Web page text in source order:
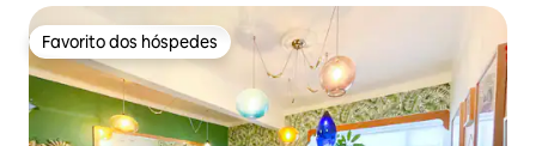
Favorito dos hóspedes
Favorito dos hóspedes